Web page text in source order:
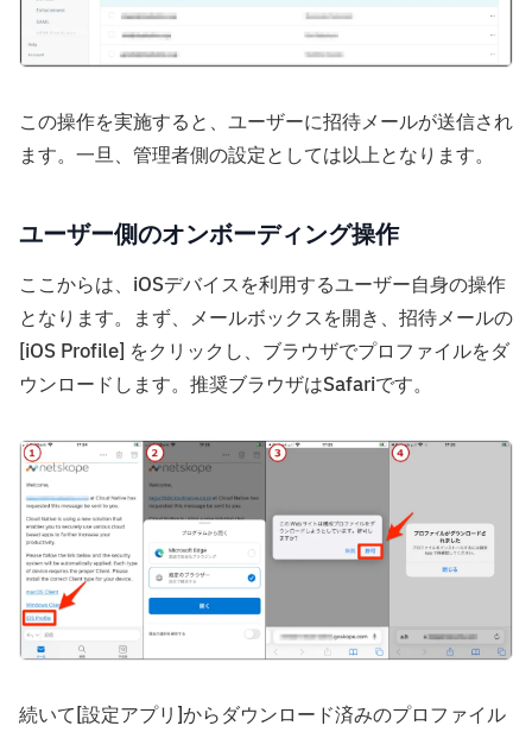
この操作を実施すると、ユーザーに招待メールが送信され
ます。一旦、管理者側の設定としては以上となります。
ユーザー側のオンボーディング操作
ここからは、iOSデバイスを利用するユーザー自身の操作
となります。まず、メールボックスを開き、招待メールの
[iOS Profile] をクリックし、ブラウザでプロファイルをダ
ウンロードします。推奨ブラウザはSafariです。
続いて[設定アプリ]からダウンロード済みのプロファイル